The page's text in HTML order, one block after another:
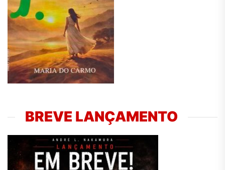
BREVE LANÇAMENTO